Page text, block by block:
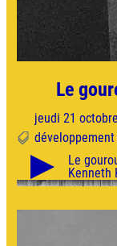
Le
jeudi 21
développement